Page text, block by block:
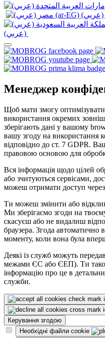
Менеджер
Щоб мати змогу
використання окремих
зберігають дані у вашому
вашу згоду на використання
відповідно до ст. 7 GDPR.
правовою основою для
Вся інформація щодо цілей
або зчитуються сервісами,
можеш отримати доступ
Ти можеш змінити або
Ми зберігаємо згоди на
скасуєш або не видалиш
браузера. Згода автоматично
моменту, коли вона була
Деякі із служб можуть
межами ЄС або ЄЕП). Ти
інформацію про це в
служби.
Керування згодою
Необхідні файли cookie